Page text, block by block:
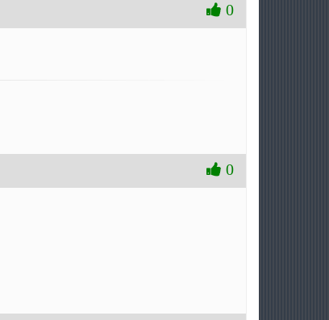
0
0